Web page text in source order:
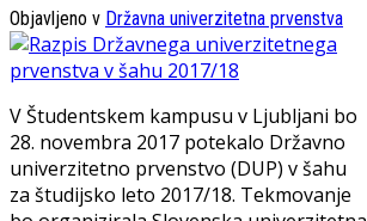
Objavljeno v Državna univerzitetna prvenstva
V Študentskem kampusu v Ljubljani bo
28. novembra 2017 potekalo Državno
univerzitetno prvenstvo (DUP) v šahu
za študijsko leto 2017/18. Tekmovanje